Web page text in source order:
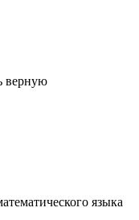
верную
языка